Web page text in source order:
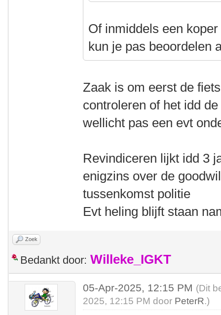
Of inmiddels een
kun je pas beoordelen
Zaak is om eerst de
controleren of het idd
wellicht pas een evt
Revindiceren lijkt idd 3
enigzins over de
tussenkomst politie
Evt heling blijft staan
Zoek
Bedankt door: Willeke_IGKT
05-Apr-2025, 12:15 PM (Dit
2025, 12:15 PM door PeterR.)